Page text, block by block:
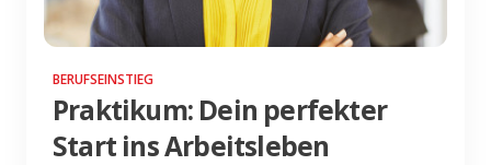
BERUFSEINSTIEG
Praktikum: Dein perfekter
Start ins Arbeitsleben